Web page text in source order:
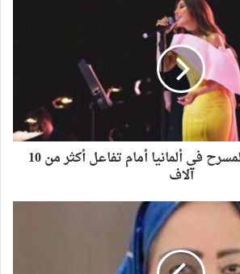
نجوى كرم تزلزل المسرح في ألمانيا أمام تفاعل أكثر من 10
آلاف